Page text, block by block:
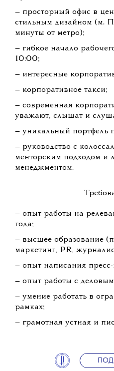
— просторный офис в
стильным дизайном (м.
минуты от метро);
— гибкое начало
10:00;
— интересные
— корпоративное такси;
— современная
уважают, слышат и
— уникальный портфель
— руководство с
менторским подходом и
менеджментом.
— опыт работы на
года;
— высшее образование
маркетинг, PR,
— опыт написания пресс-
— опыт работы с
— умение работать в
рамках;
— грамотная устная и